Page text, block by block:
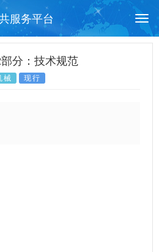
服务平台
公告查询
分：技术规范
械 现行